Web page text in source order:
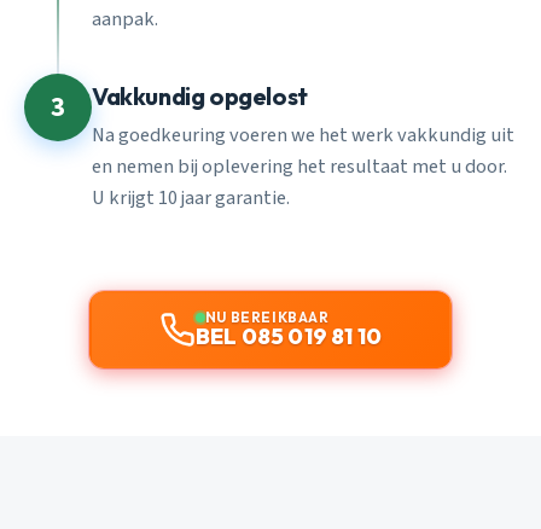
aanpak.
3 Vakkundig opgelost
Na goedkeuring voeren we het werk vakkundig uit
en nemen bij oplevering het resultaat met u door.
U krijgt 10 jaar garantie.
NU BEREIKBAAR
BEL 085 019 81 10